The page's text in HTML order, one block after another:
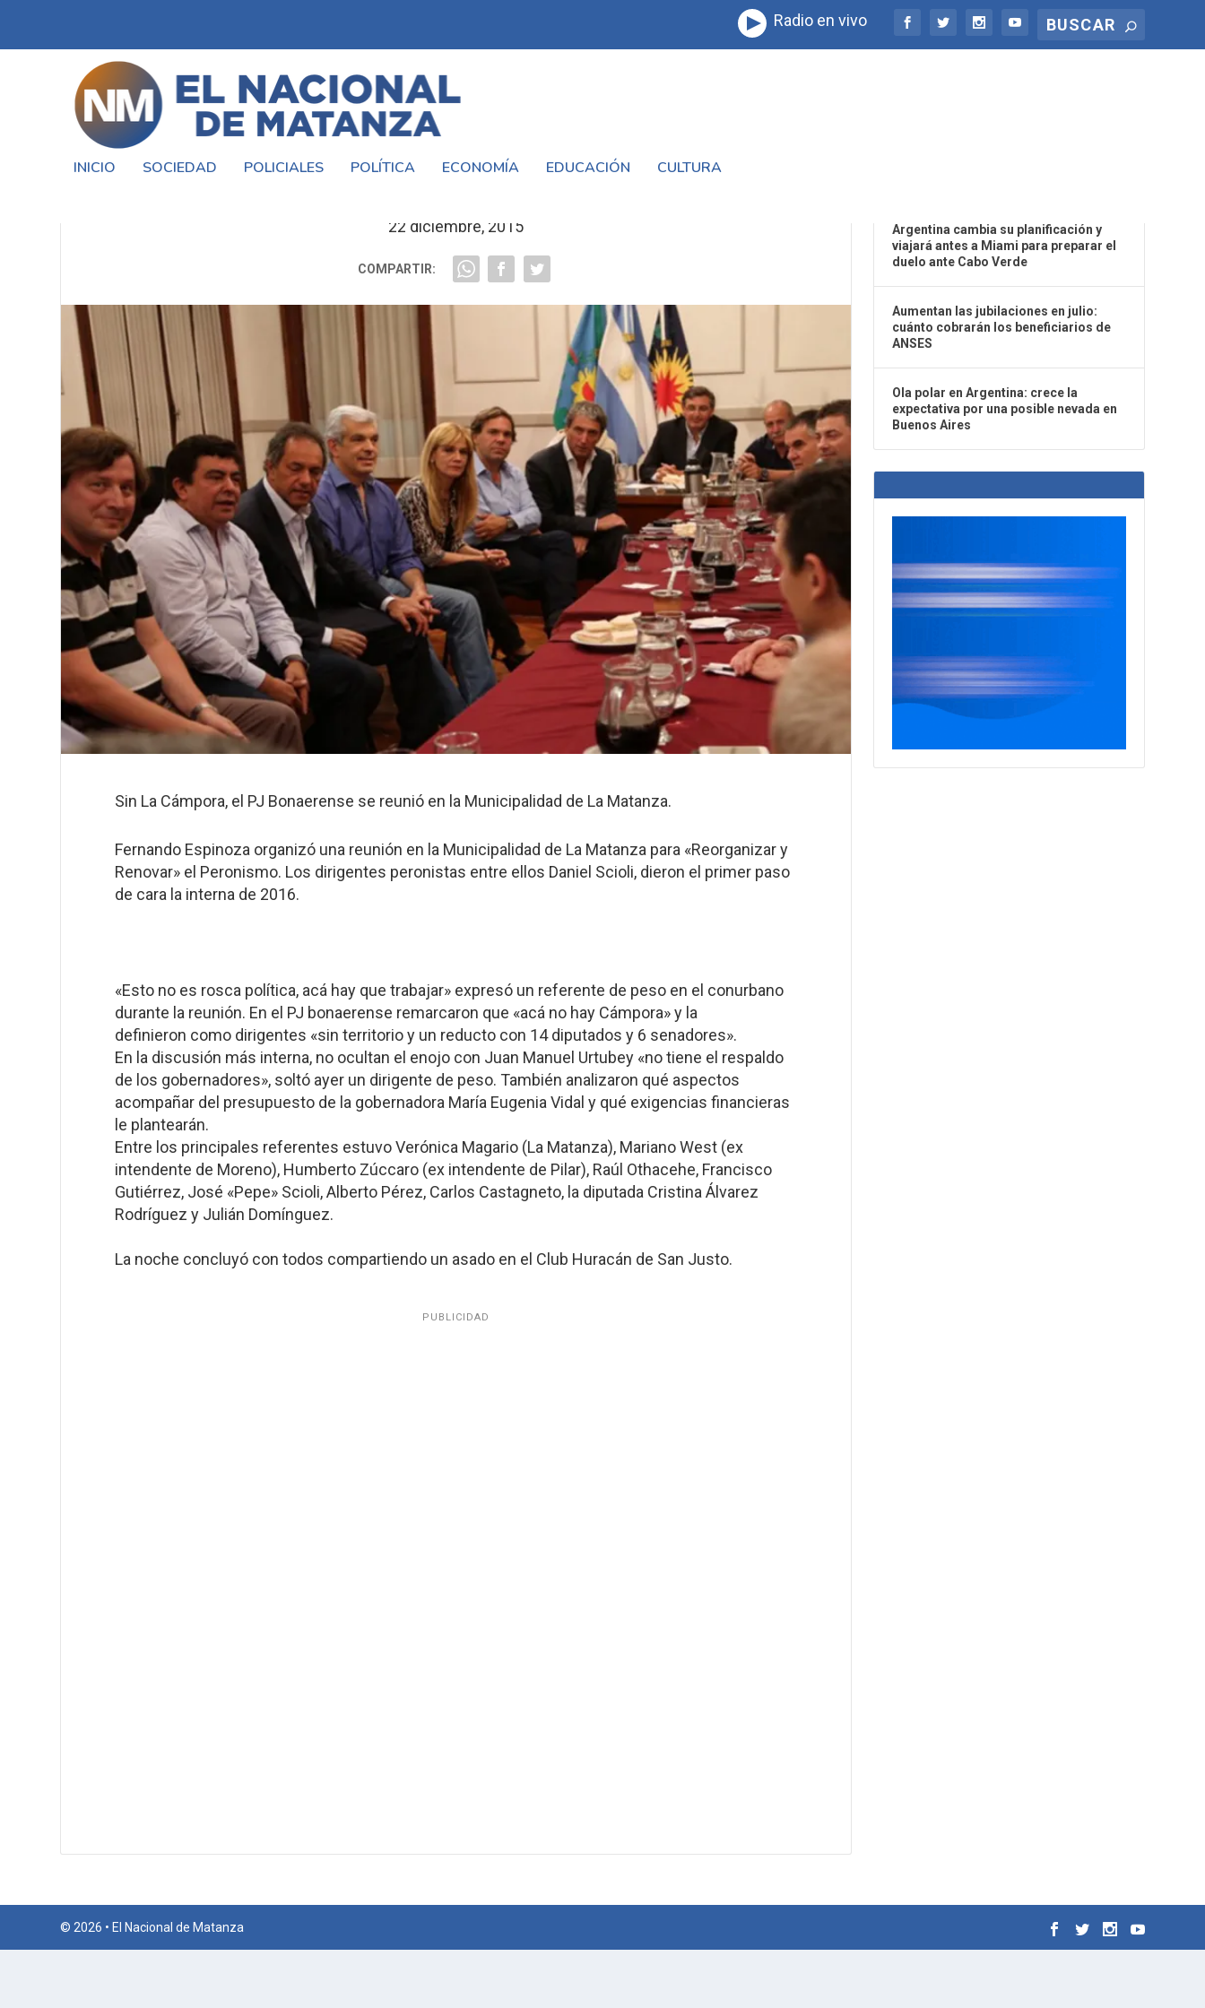
Radio en vivo
INICIO SOCIEDAD POLICIALES POLÍTICA ECONOMÍA EDUCACIÓN CULTURA
22 diciembre, 2015
COMPARTIR:
Sin La Cámpora, el PJ Bonaerense se reunió en la Municipalidad de La Matanza.
Fernando Espinoza organizó una reunión en la Municipalidad de La Matanza para «Reorganizar y
Renovar» el Peronismo. Los dirigentes peronistas entre ellos Daniel Scioli, dieron el primer paso
de cara la interna de 2016.
«Esto no es rosca política, acá hay que trabajar» expresó un referente de peso en el conurbano
durante la reunión. En el PJ bonaerense remarcaron que «acá no hay Cámpora» y la
definieron como dirigentes «sin territorio y un reducto con 14 diputados y 6 senadores».
En la discusión más interna, no ocultan el enojo con Juan Manuel Urtubey «no tiene el respaldo
de los gobernadores», soltó ayer un dirigente de peso. También analizaron qué aspectos
acompañar del presupuesto de la gobernadora María Eugenia Vidal y qué exigencias financieras
le plantearán.
Entre los principales referentes estuvo Verónica Magario (La Matanza), Mariano West (ex
intendente de Moreno), Humberto Zúccaro (ex intendente de Pilar), Raúl Othacehe, Francisco
Gutiérrez, José «Pepe» Scioli, Alberto Pérez, Carlos Castagneto, la diputada Cristina Álvarez
Rodríguez y Julián Domínguez.
La noche concluyó con todos compartiendo un asado en el Club Huracán de San Justo.
PUBLICIDAD
Argentina cambia su planificación y
viajará antes a Miami para preparar el
duelo ante Cabo Verde
Aumentan las jubilaciones en julio:
cuánto cobrarán los beneficiarios de
ANSES
Ola polar en Argentina: crece la
expectativa por una posible nevada en
Buenos Aires
© 2026 • El Nacional de Matanza